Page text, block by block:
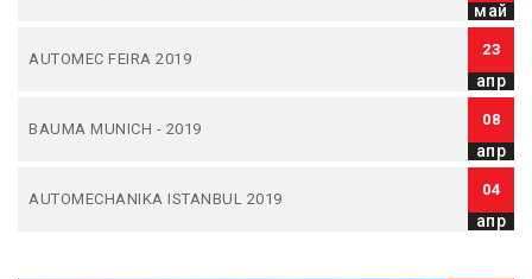
май
AUTOMEC FEIRA 2019
23
апр
BAUMA MUNICH - 2019
08
апр
AUTOMECHANIKA ISTANBUL 2019
04
апр